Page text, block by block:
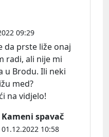
09:29
da prste liže onaj
radi, ali nije mi
u Brodu. Ili neki
med?
na vidjelo!
Kameni spavač
01.12.2022 10:58